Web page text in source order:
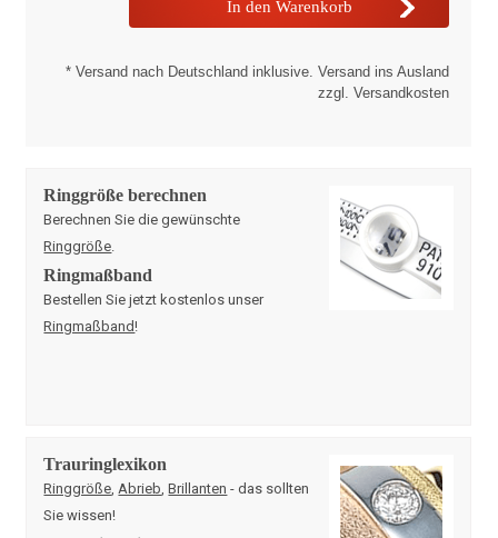
* Versand nach Deutschland inklusive. Versand ins Ausland
zzgl. Versandkosten
Ringgröße berechnen
Berechnen Sie die gewünschte
Ringgröße
Ringmaßband
Bestellen Sie jetzt kostenlos unser
Ringmaßband!
Trauringlexikon
Ringgröße Abrieb ,Brillanten - das sollten
Sie wissen!